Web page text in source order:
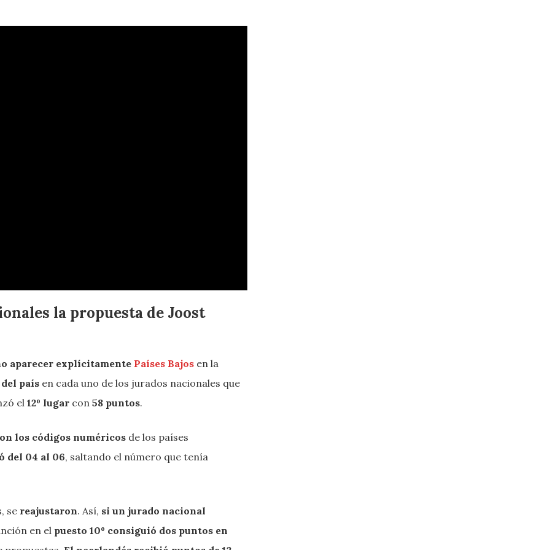
la propuesta de Joost
aparecer explícitamente Países Bajos en la
país en cada uno de los jurados nacionales que
el 12º lugar con 58 puntos.
los códigos numéricos de los países
del 04 al 06, saltando el número que tenía
se reajustaron. Así, si un jurado nacional
en el puesto 10º consiguió dos puntos en